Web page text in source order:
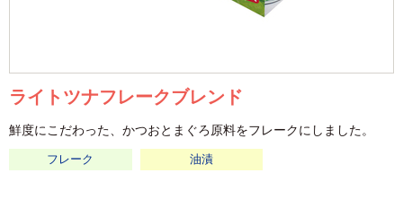
ライトツナフレークブレンド
鮮度にこだわった、かつおとまぐろ原料をフレークにしました。
フレーク 油漬